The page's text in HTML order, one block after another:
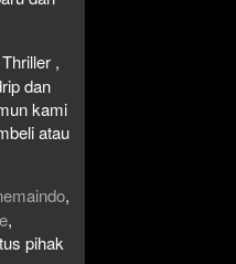
,
dan
kami
atau
,
,
pihak